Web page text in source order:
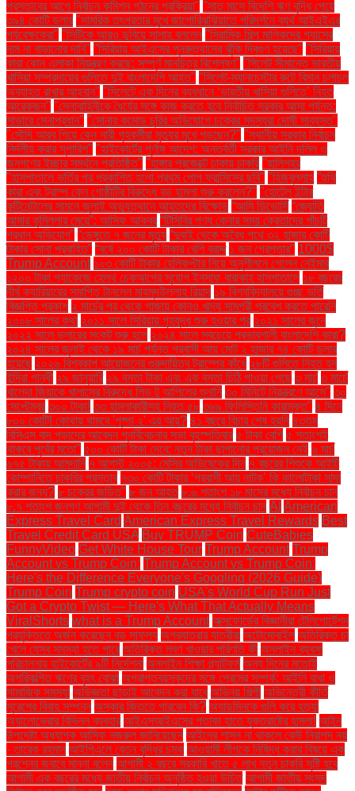
প্রস্তাবের আগে নির্বাচন কমিশন গঠনের প্রক্রিয়া" "সাত মাসে বিদেশি ঋণ বৃদ্ধি পেয়ে
৩৯৪ কোটি ডলার "সামরিক তৎপরতার মুখে জাপোরিঝঝিয়াতে পরিদর্শনে ব্যর্থ আইএইএর
পর্যবেক্ষকেরা" "সিটিকে আরও ডুবিয়ে সালাহ বললেন "সিরামিক শিল্প মালিকদের গ্যাসের
দাম না বাড়ানোর দাবি" "সিরিয়ায় আইএসের পুনরুত্থানের ঝুঁকি দ্বিগুণ হয়েছে" "সিরিয়ায়
কারা কোন এলাকা নিয়ন্ত্রণ করছে: সম্পূর্ণ মানচিত্র বিশ্লেষণ" "সিলেট সীমান্তে ভারতীয়
খাসিয়া সম্প্রদায়ের গুলিতে দুই বাংলাদেশি আহত" "সিলেট-ম্যানচেস্টার রুটে বিমান চলাচল
অব্যাহত রাখার আহ্বান" "সিলেটে এক দিনের ব্যবধানে ‘ভারতীয় খাসিয়া গু‌লিতে’ নিহত
আরেকজন" "সেনাবাহিনীকে ধৈর্যের সঙ্গে কাজ করতে হবে নির্বাচিত সরকার আসা পর্যন্ত:
সাভারে সেনাপ্রধান" "সোনার কমোড চুরির অভিযোগে চক্রের সদস্যরা দোষী সাব্যস্ত"
"সৌদি আরব গিয়ে কেন নারী গৃহকর্মীরা মৃত্যুর মুখে পড়ছেন?" "স্থানীয় সরকার নির্বাচন
নির্দলীয় করার সুপারিশ" "হাইকোর্টের পূর্ণাঙ্গ আদেশ: অন্তর্বর্তী সরকার আইনি দলিল ও
জনগণের ইচ্ছার সমর্থনে প্রতিষ্ঠিত" "হাঙ্গার প্রজেক্টে ঢাকায় চাকরি "হালিশহর
"হাসপাতালে ভর্তির পর প্রকাশিত হলো প্রথম পোপ ফ্রান্সিসের ছবি" "হিজবুল্লাহ "হুথি
কারা এবং ট্রাম্প কেন গোষ্ঠীটির বিরুদ্ধে বড় হামলা শুরু করলেন?" "হোটেল ইন্টার
কন্টিনেন্টালের সামনে জুলাই অভ্যুত্থানে আহতদের বিক্ষোভ “আমি ডিভোর্সি “জ্যোতি
আমার কুমিল্লার মেয়ে”: আসিফ আকবর “টিসিবির পণ্য কেনার সময় ক্রেতাদের পাঁচটি
প্রধান অভিযোগ” “ডেঙ্গুতে ৭ জনের মৃত্যু “দুবাই থেকে অবৈধ পথে ৩২ হাজার কোটি
টাকার সোনা প্রবাহিত” “বর্ষে ২০০ কোটি টাকার বেশি বরাদ্দ ১ জন গ্রেপ্তার" 1000$
Trump Account ১০৩ কোটি টাকার হেলিকপ্টার নিয়ে অনুশীলনে গেলেন নেইমার
১২০০ টাকা প্যাকেজে হেলথ চেকআপের সুযোগ ইনসাফ বারাকাহ হাসপাতালে ১৮ বছরের
দীর্ঘ ক্যারিয়ারের সমাপ্তি টানলেন মাহমুদউল্লাহ রিয়াদ ১৯ বিশ্ববিদ্যালয়ে গুচ্ছ ভর্তি
বিজ্ঞপ্তি প্রকাশ ২ মার্চের পর থেকে গাজায় কোনও খাদ্য সামগ্রী প্রবেশ করতে পারেনি
২০০৮ সালের কথা ২০১১ সালে সিরিয়ায় গৃহযুদ্ধ শুরু হওয়ার পর ২০২১ সালের জুনে
২০২২ সালে ডলারের সংকট শুরু হলে ২০২৪ সালে সবচেয়ে প্রভাবশালী বাংলাদেশি কারা?
২০২৪ সালের জুলাই থেকে ১৯ মার্চ পর্যন্ত প্রবাসী আয় মোট ২ হাজার ৭৪ কোটি ডলার
হয়েছে ২০২৬ বিশ্বকাপ আয়োজনের গুরুদায়িত্ব ট্রাম্পের কাঁধে ২৮টি গুলিতে নিহত হন
ইন্দিরা গান্ধী ২৯ জানুয়ারি ২৯ বস্তা টাকা এবং এক বস্তা চিঠি পাওয়া গেছে ৩ মার্চ ৩ মার্চে
খালেদা জিয়াকে খালাসের বিরুদ্ধে লিভ টু আপিলের শুনানি ৩০ মিনিটে নিয়ন্ত্রণে আসে" ৩০
সেপ্টেম্বর ৩০০ টাকা! ৩৩ হামলাকারীসহ নিহত ৫৮ ৩৬৯ ফিলিস্তিনি কারামুক্ত" ৪ দিনে
৮০০ কোটি! কোথায় থামবে 'পুষ্পা ২' এর আয়? ৪১ বছরে বিচার শেষ হয়নি ৪৩তম
বিসিএস বাদ পড়াদের আবেদন পুনর্বিবেচনার সভা বৃহস্পতিবার ৫ টাকা বেশি ৫ শতাংশই
থাকবে পূর্বের মতো" ৫০০ কোটি টাকা দেবে: নতুন টাকা ছাপানোর প্রয়োজন নেই ৬ মার্চ
৬৭৫ টাকায় আমদানি ৭ আগস্ট ২০০৫: মেসির অভিষেকের দিন ৭ বছরের শিশুকে আইটি
কোম্পানিতে চাকরির প্রস্তাব ৭৩০ কোটি টাকার ‘প্রবাসী আয় নাটক’ কি কালোটাকা সাদা
করার জন্য? ৮ চক্রের জড়িত" ৮ জন আহত ৮.৬ শতাংশ ১৮ মাসের মধ্যে নির্বাচন চান
৮.৭ শতাংশ জনগণ আগামী দুই থেকে তিন বছরের মধ্যে নির্বাচন চান AI American
Express Travel Card American Express Travel Rewards Best
Travel Credit Card USA Buy TRUMP Coin CuteBabies
FunnyVideo Get White House Tour Trump Account Trump
Account vs Trump Coin: Trump Account vs Trump Coin:
Here's the Difference Everyone's Googling (2026 Guide)
Trump Coin Trump crypto coin USA's World Cup Run Just
Got a Crypto Twist — Here's What That Actually Means
ViralShorts what is a Trump Account অক্সফোর্ডের বিজ্ঞানীরা টেলিপোর্টেশন
প্রযুক্তিতে অর্জন করেছেন বড় সাফল্য অগ্রযাত্রার যাত্রীরা অটোমোবাইল অতিরিক্ত চা
খেলে যেসব সমস্যা হতে পারে অতিরিক্ত লবণ খাওয়ার পরিণতি কী অনলাইন ব্যবসা
পরিচালনায় হাইকোর্টের ৯টি নির্দেশনা অনলাইন শিক্ষা প্ল্যাটফর্ম অন্য দিনের মতোই
অপরিকল্পিত ঋণের বৃহৎ বোঝা অপ্রাপ্তবয়স্কদের সঙ্গে প্রেমের সম্পর্ক: আইনি বাধা ও
সামাজিক সমস্যা অভিজ্ঞতা ছাড়াই আবেদন করা যাবে অভিনয় শিল্পী অভিনেত্রী কীর্তি
সুরেশের বিবাহ সম্পন্ন অস্কার জিততে পারবেন কি? অ্যাডমিনকে গুলি করে হত্যা
অ্যালোভেরার বিভিন্ন ব্যবহার আইএসআইএসের পতাকা হাতে যুক্তরাষ্ট্রে হামলা! আইন
উপদেষ্টা অধ্যাপক আসিফ নজরুল জানিয়েছেন আইনের শাসন না থাকলে কেউ নিরাপদ নয়
- তারেক রহমান আইপিএলে বেতন বৃদ্ধির চমক আওয়ামী লীগকে নিষিদ্ধ করার বিষয়ে এক
প্রশ্নের জবাবে মান্না বলেন আগামী ২ বছরে সরকারি খাতে ৫ লাখ নতুন চাকরি সৃষ্টি হবে
আগামী এক বছরের মধ্যে জাতীয় নির্বাচন অনুষ্ঠিত হওয়া উচিত আগামী জাতীয় সংসদ